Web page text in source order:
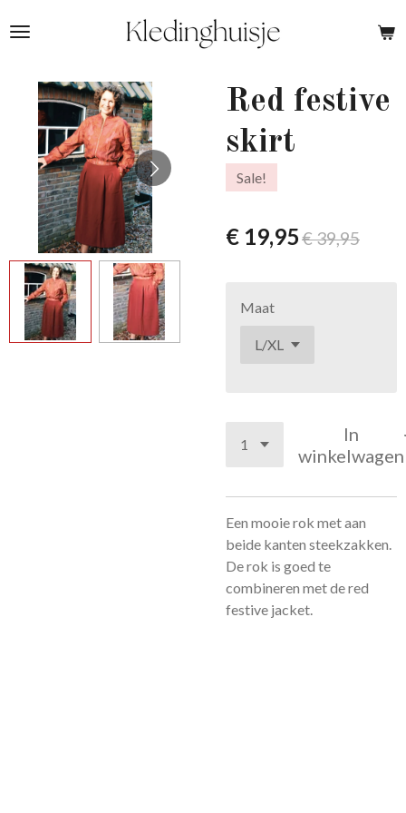
direct
hoofdinhoud
Red festive
skirt
Sale!
€ 19,95€ 39,95
Maat
In
winkelwagen
Een mooie rok met aan
beide kanten steekzakken.
De rok is goed te
combineren met de red
festive jacket.